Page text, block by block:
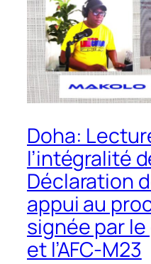
Doha:
l’intégralité
Déclaration
appui au
signée par
et l’AFC-M23